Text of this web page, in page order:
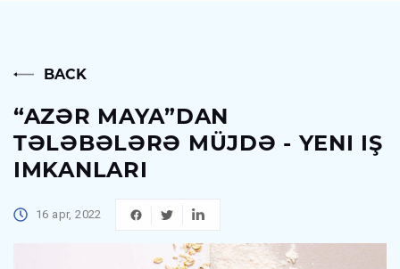
BACK
“AZƏR MAYA”DAN
TƏLƏBƏLƏRƏ MÜJDƏ - YENI IŞ
IMKANLARI
16 apr, 2022